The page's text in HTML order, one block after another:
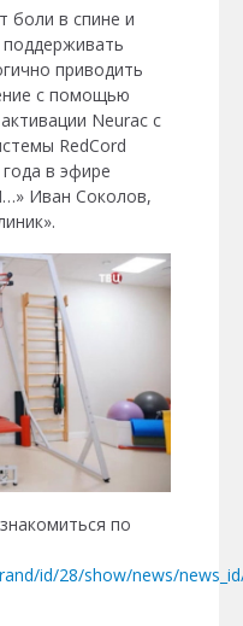
боли в спине и
приводить
с помощью
Neurac с
RedCord
в эфире
Иван Соколов,
по
id/28/show/news/